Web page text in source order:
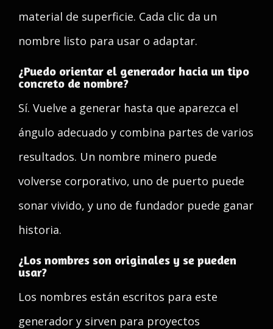
material de superficie. Cada clic da un
nombre listo para usar o adaptar.
¿Puedo orientar el generador hacia un tipo
concreto de nombre?
Sí. Vuelve a generar hasta que aparezca el
ángulo adecuado y combina partes de varios
resultados. Un nombre minero puede
volverse corporativo, uno de puerto puede
sonar vivido, y uno de fundador puede ganar
historia.
¿Los nombres son originales y se pueden
usar?
Los nombres están escritos para este
generador y sirven para proyectos